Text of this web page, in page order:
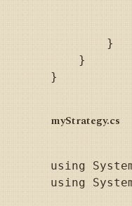
        }
    }
}
myStrategy.cs
using
using